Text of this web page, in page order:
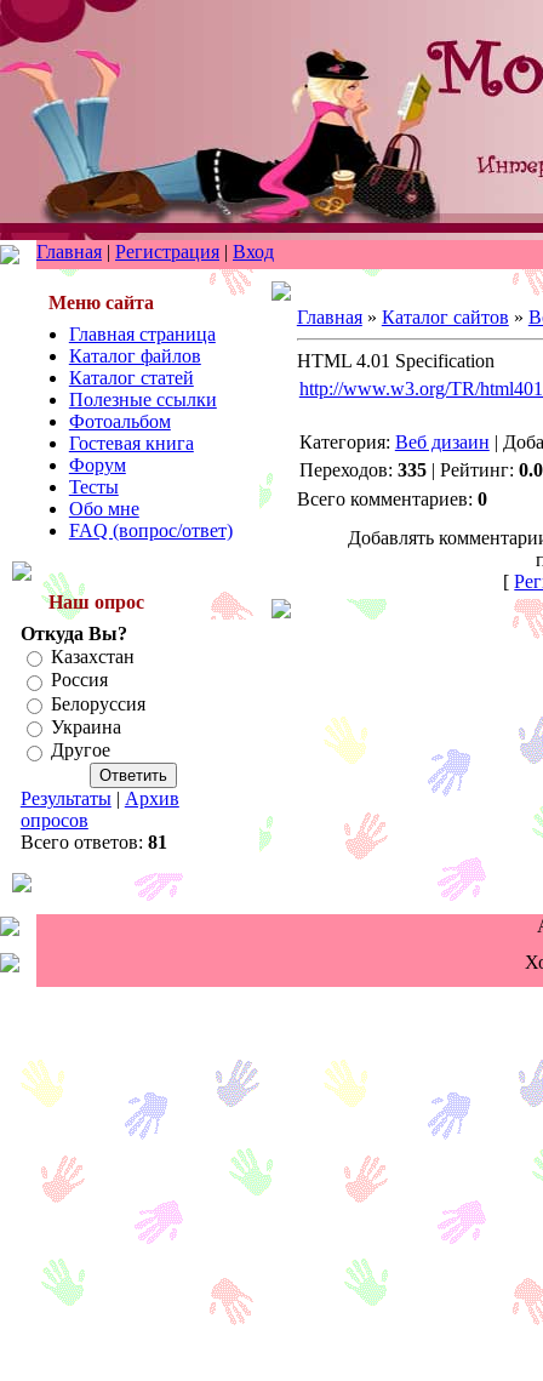
Главная | Регистрация | Вход
Меню сайта
Главная страница
Каталог файлов
Каталог статей
Полезные ссылки
Фотоальбом
Гостевая книга
Форум
Тесты
Обо мне
FAQ (вопрос/ответ)
Наш опрос
Откуда Вы?
Казахстан
Россия
Белоруссия
Украина
Другое
Результаты| Архив
опросов
Всего ответов: 81
Главная» Каталог сайтов »
HTML 4.01 Specification
http://www.w3.org/TR/
Категория: Веб дизаин |
Переходов: 335| Рейтинг: 0.0
Всего комментариев: 0
Добавлять
[